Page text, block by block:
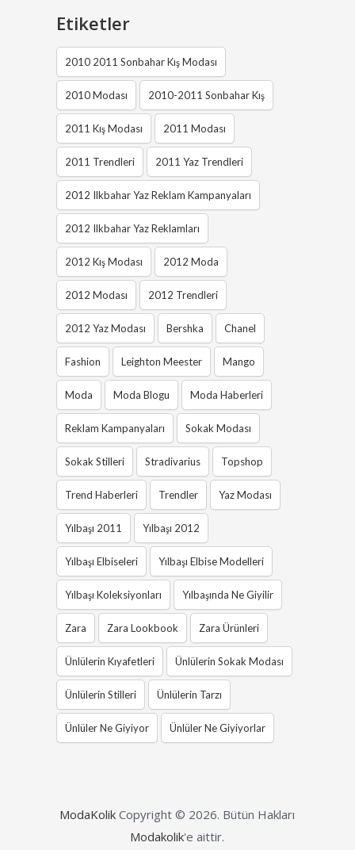
Etiketler
2010 2011 Sonbahar Kış Modası
2010 Modası 2010-2011 Sonbahar Kış
2011 Kış Modası 2011 Modası
2011 Trendleri 2011 Yaz Trendleri
2012 Ilkbahar Yaz Reklam Kampanyaları
2012 Ilkbahar Yaz Reklamları
2012 Kış Modası 2012 Moda
2012 Modası 2012 Trendleri
2012 Yaz Modası Bershka Chanel
Fashion Leighton Meester Mango
Moda Moda Blogu Moda Haberleri
Reklam Kampanyaları Sokak Modası
Sokak Stilleri Stradivarius Topshop
Trend Haberleri Trendler Yaz Modası
Yılbaşı 2011 Yılbaşı 2012
Yılbaşı Elbiseleri Yılbaşı Elbise Modelleri
Yılbaşı Koleksiyonları Yılbaşında Ne Giyilir
Zara Zara Lookbook Zara Ürünleri
Ünlülerin Kıyafetleri Ünlülerin Sokak Modası
Ünlülerin Stilleri Ünlülerin Tarzı
Ünlüler Ne Giyiyor Ünlüler Ne Giyiyorlar
ModaKolik Copyright © 2026. Bütün Hakları
Modakolik'e aittir.